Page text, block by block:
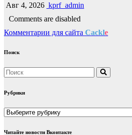
Авг 4, 2026 kprf_admin
Comments are disabled
Комментарии для сайта Cackle
Поиск
Рубрики
Рубрики
Читайте новости Вконтакте